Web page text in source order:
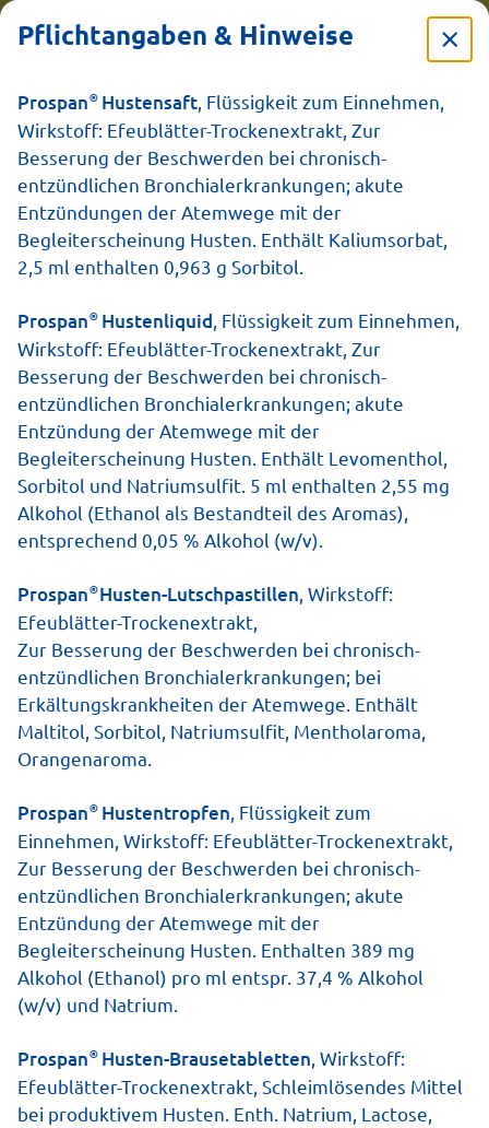
15.04.2026
Wann und wie
lange ist Husten
ansteckend?
Husten, der durch eine Grippe oder
Erkältung ausgelöst wurde, ist in
vieler Hinsicht lästig. Dazu gehört
auch: Er ist ansteckend. Aber wann
Husten und Erkältungen:
Bewusstsein für
Ansteckungs-Risiko ist
Pflichtangaben & Hinweise
Prospan®Hustensaft , Flüssigkeit zum Einnehmen,
Wirkstoff: Efeublätter-Trockenextrakt, Zur
Besserung der Beschwerden bei chronisch-
entzündlichen Bronchialerkrankungen; akute
Entzündungen der Atemwege mit der
Begleiterscheinung Husten. Enthält Kaliumsorbat,
2,5 ml enthalten 0,963 g Sorbitol.
Prospan®Hustenliquid , Flüssigkeit zum Einnehmen,
Wirkstoff: Efeublätter-Trockenextrakt, Zur
Besserung der Beschwerden bei chronisch-
entzündlichen Bronchialerkrankungen; akute
Entzündung der Atemwege mit der
Begleiterscheinung Husten. Enthält Levomenthol,
Sorbitol und Natriumsulfit. 5 ml enthalten 2,55 mg
Alkohol (Ethanol als Bestandteil des Aromas),
entsprechend 0,05 % Alkohol (w/v).
Prospan® Husten-Lutschpastillen , Wirkstoff:
Efeublätter-Trockenextrakt,
Zur Besserung der Beschwerden bei chronisch-
entzündlichen Bronchialerkrankun­gen; bei
Erkältungskrankheiten der Atemwege. Enthält
Maltitol, Sorbitol, Natriumsulfit, Mentholaroma,
Orangenaroma.
Prospan®Hustentropfen , Flüssigkeit zum
Einnehmen, Wirkstoff: Efeublätter-Trockenextrakt,
Zur Besserung der Beschwerden bei chronisch-
entzündlichen Bronchialerkrankungen; akute
Entzündung der Atemwege mit der
Begleiterscheinung Husten. Enthalten 389 mg
Alkohol (Ethanol) pro ml entspr. 37,4 % Alkohol
(w/v) und Natrium.
Prospan®Husten-Brausetabletten , Wirkstoff:
Efeublätter-Trockenextrakt, Schleimlösendes Mittel
bei produktivem Husten. Enth. Natrium, Lactose,